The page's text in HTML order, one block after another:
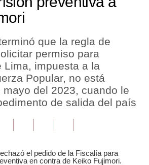
que la regla de
permiso para
Lima, impuesta a la
Popular, no está
del 2023, cuando le
de salida del país